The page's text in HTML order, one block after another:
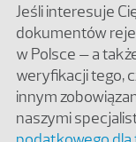
Jeśli interesuje
dokumentów
w Polsce – a
weryfikacji tego,
innym
naszymi